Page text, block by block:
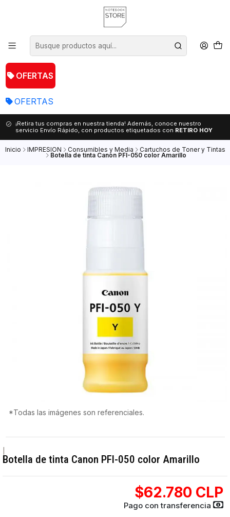
OFERTAS
OFERTAS
¡Retira tus compras en nuestra tienda! Además, conoce nuestro
servicio Envío Rápido, con productos etiquetados con RETIRO HOY
Inicio IMPRESION Consumibles y Media Cartuchos de Toner y Tintas
Botella de tinta Canon PFI-050 color Amarillo
*Todas las imágenes son referenciales.
Botella de tinta Canon PFI-050 color Amarillo
$62.780 CLP
Pago con transferencia